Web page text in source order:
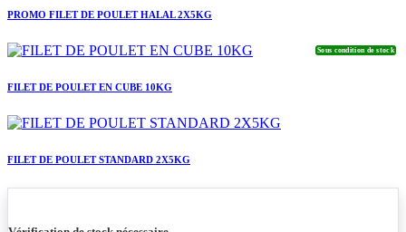
PROMO FILET DE POULET HALAL 2X5KG
Sous condition de stock
FILET DE POULET EN CUBE 10KG
FILET DE POULET STANDARD 2X5KG